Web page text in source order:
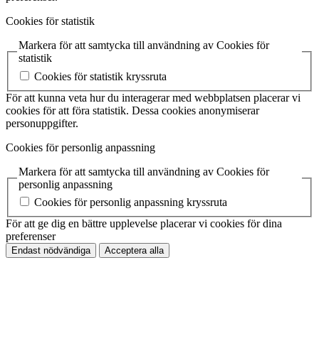
Cookies för statistik
Markera för att samtycka till användning av Cookies för
statistik
Cookies för statistik kryssruta
För att kunna veta hur du interagerar med webbplatsen placerar vi
cookies för att föra statistik. Dessa cookies anonymiserar
personuppgifter.
Cookies för personlig anpassning
Markera för att samtycka till användning av Cookies för
personlig anpassning
Cookies för personlig anpassning kryssruta
För att ge dig en bättre upplevelse placerar vi cookies för dina
preferenser
Endast nödvändiga Acceptera alla